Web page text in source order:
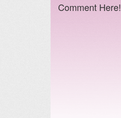
Comment Here!